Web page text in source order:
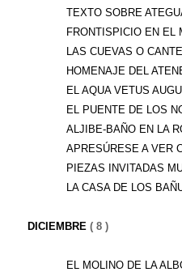
TEXTO SOBRE
FRONTISPICIO EN EL
LAS CUEVAS O
HOMENAJE DEL
EL AQUA VETUS
EL PUENTE DE LOS
ALJIBE-BAÑO EN LA
APRESÚRESE A VER
PIEZAS INVITADAS
LA CASA DE LOS
DICIEMBRE ( 8 )
EL MOLINO DE LA